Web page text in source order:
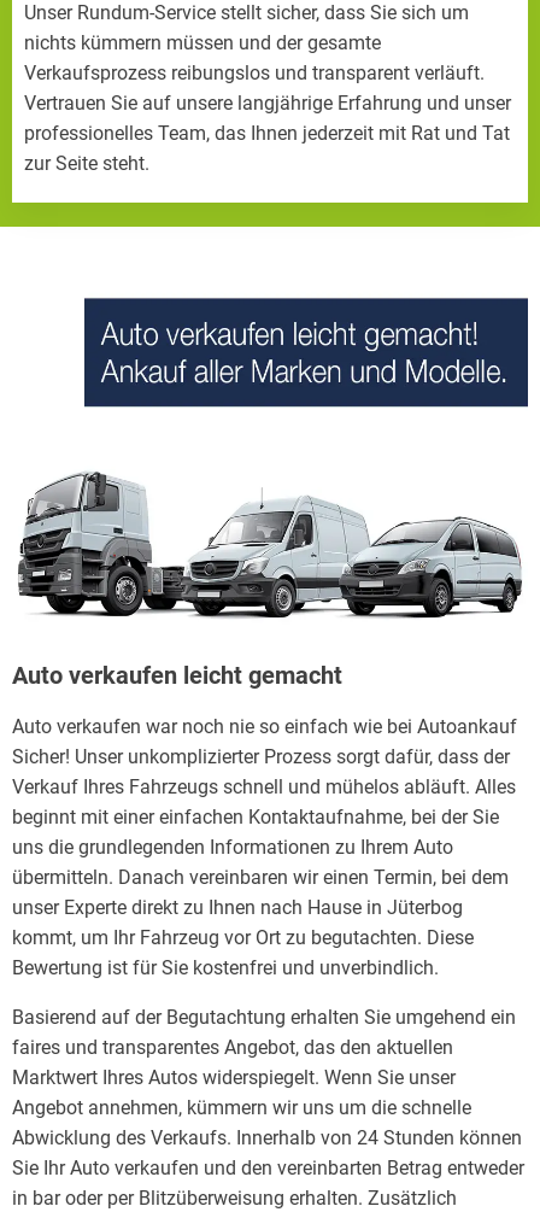
Unser Rundum-Service stellt sicher, dass Sie sich um
nichts kümmern müssen und der gesamte
Verkaufsprozess reibungslos und transparent verläuft.
Vertrauen Sie auf unsere langjährige Erfahrung und unser
professionelles Team, das Ihnen jederzeit mit Rat und Tat
zur Seite steht.
Auto verkaufen leicht gemacht
Auto verkaufen war noch nie so einfach wie bei Autoankauf
Sicher! Unser unkomplizierter Prozess sorgt dafür, dass der
Verkauf Ihres Fahrzeugs schnell und mühelos abläuft. Alles
beginnt mit einer einfachen Kontaktaufnahme, bei der Sie
uns die grundlegenden Informationen zu Ihrem Auto
übermitteln. Danach vereinbaren wir einen Termin, bei dem
unser Experte direkt zu Ihnen nach Hause in Jüterbog
kommt, um Ihr Fahrzeug vor Ort zu begutachten. Diese
Bewertung ist für Sie kostenfrei und unverbindlich.
Basierend auf der Begutachtung erhalten Sie umgehend ein
faires und transparentes Angebot, das den aktuellen
Marktwert Ihres Autos widerspiegelt. Wenn Sie unser
Angebot annehmen, kümmern wir uns um die schnelle
Abwicklung des Verkaufs. Innerhalb von 24 Stunden können
Sie Ihr Auto verkaufen und den vereinbarten Betrag entweder
in bar oder per Blitzüberweisung erhalten. Zusätzlich